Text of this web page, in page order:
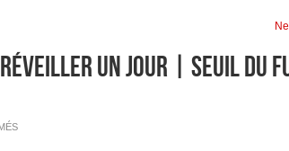
un jour | Seuil du
SUR